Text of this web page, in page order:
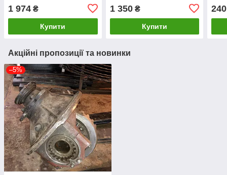
1 974 ₴
Купити
1 350₴
Купити
А
240
Акційні пропозиції та новинки
–5%